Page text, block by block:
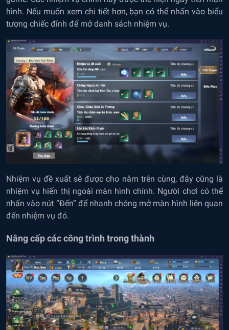
hình. Nếu muốn xem chi tiết hơn, bạn có thể nhấn vào biểu
tượng chiếc đỉnh để mở danh sách nhiệm vụ.
Nhiệm vụ đề xuất sẽ được cho nằm trên cùng, đây cũng là
nhiệm vụ hiển thị ngoài màn hình chính. Người chơi có thể
nhấn vào nút “Đến” để nhanh chóng mở màn hình liên quan
đến nhiệm vụ đó.
Nâng cấp các công trình trong thành